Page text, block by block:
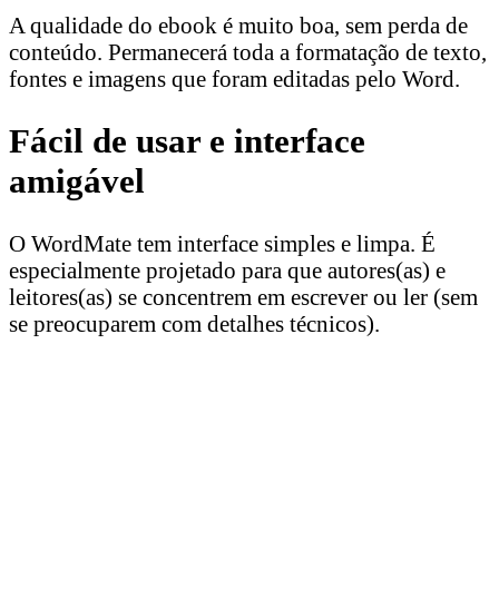
A qualidade do ebook é muito boa, sem perda de
conteúdo. Permanecerá toda a formatação de texto,
fontes e imagens que foram editadas pelo Word.
Fácil de usar e interface
amigável
O WordMate tem interface simples e limpa. É
especialmente projetado para que autores(as) e
leitores(as) se concentrem em escrever ou ler (sem
se preocuparem com detalhes técnicos).